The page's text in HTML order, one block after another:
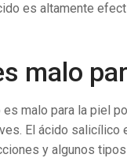
es altamente
malo
malo para la piel
El ácido salicílico
y algunos